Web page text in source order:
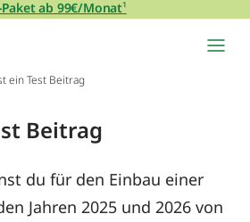
ab 99€/Monat¹
ein Test Beitrag
Beitrag
du für den Einbau einer
Jahren 2025 und 2026 von